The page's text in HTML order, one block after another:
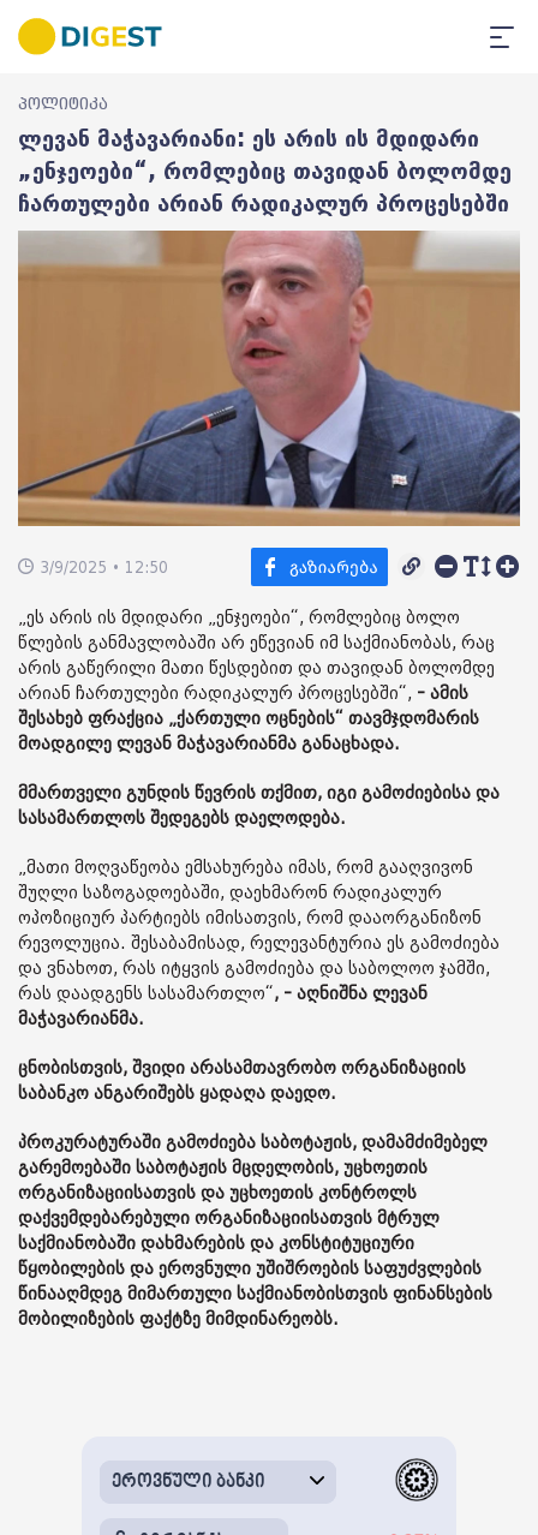
პოლიტიკა
ლევან მაჭავარიანი: ეს არის ის მდიდარი
„ენჯეოები“, რომლებიც თავიდან ბოლომდე
ჩართულები არიან რადიკალურ პროცესებში
3/9/2025 • 12:50
„ეს არის ის მდიდარი „ენჯეოები“, რომლებიც ბოლო
წლების განმავლობაში არ ეწევიან იმ საქმიანობას, რაც
არის გაწერილი მათი წესდებით და თავიდან ბოლომდე
არიან ჩართულები რადიკალურ პროცესებში“, - ამის
შესახებ ფრაქცია „ქართული ოცნების“ თავმჯდომარის
მოადგილე ლევან მაჭავარიანმა განაცხადა.
მმართველი გუნდის წევრის თქმით, იგი გამოძიებისა და
სასამართლოს შედეგებს დაელოდება.
„მათი მოღვაწეობა ემსახურება იმას, რომ გააღვივონ
შუღლი საზოგადოებაში, დაეხმარონ რადიკალურ
ოპოზიციურ პარტიებს იმისათვის, რომ დააორგანიზონ
რევოლუცია. შესაბამისად, რელევანტურია ეს გამოძიება
და ვნახოთ, რას იტყვის გამოძიება და საბოლოო ჯამში,
რას დაადგენს სასამართლო“, - აღნიშნა ლევან
მაჭავარიანმა.
ცნობისთვის, შვიდი არასამთავრობო ორგანიზაციის
საბანკო ანგარიშებს ყადაღა დაედო.
პროკურატურაში გამოძიება საბოტაჟის, დამამძიმებელ
გარემოებაში საბოტაჟის მცდელობის, უცხოეთის
ორგანიზაციისათვის და უცხოეთის კონტროლს
დაქვემდებარებული ორგანიზაციისათვის მტრულ
საქმიანობაში დახმარების და კონსტიტუციური
წყობილების და ეროვნული უშიშროების საფუძვლების
წინააღმდეგ მიმართული საქმიანობისთვის ფინანსების
მობილიზების ფაქტზე მიმდინარეობს.